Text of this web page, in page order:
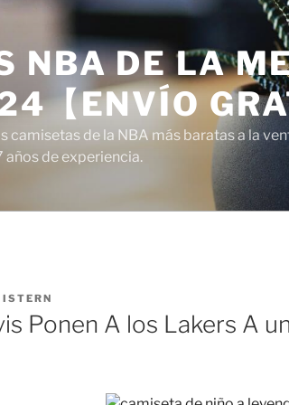
NBA DE LA
【ENVÍO
de la NBA más baratas a la
años de experiencia.
ISTERN
Ponen A los Lakers A